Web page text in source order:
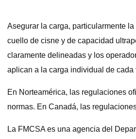
Asegurar la carga, particularmente
cuello de cisne y de capacidad
claramente delineadas y los
aplican a la carga individual de cada
En Norteamérica, las regulaciones
normas. En Canadá, las
La FMCSA es una agencia del